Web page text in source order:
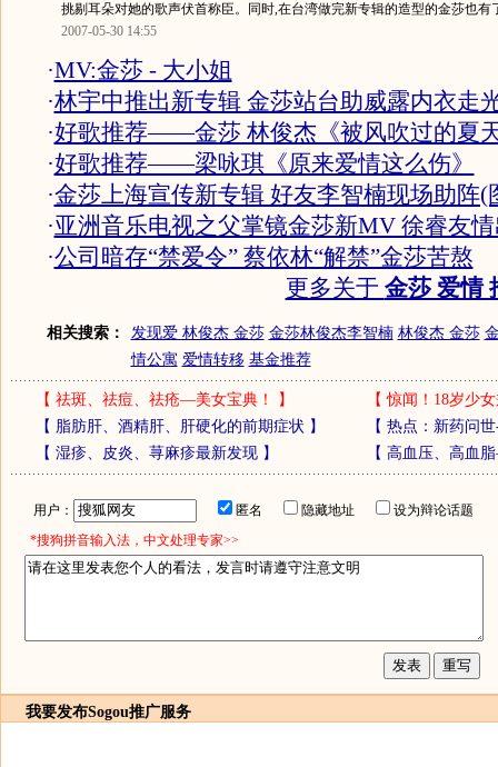
挑剔耳朵对她的歌声伏首称臣。同时,在台湾做完新专辑的造型的金莎也有
2007-05-30 14:55
·MV:金莎 - 大小姐
·林宇中推出新专辑 金莎站台助威露内衣走
·好歌推荐——金莎 林俊杰《被风吹过的夏
·好歌推荐——梁咏琪《原来爱情这么伤》
·金莎上海宣传新专辑 好友李智楠现场助阵(
·亚洲音乐电视之父掌镜金莎新MV 徐睿友
·公司暗存“禁爱令” 蔡依林“解禁”金莎苦熬
更多关于 金莎 爱情
相关搜索： 发现爱 林俊杰 金莎 金莎林俊杰李智楠 林俊杰 金莎
情公寓 爱情转移 基金推荐
【 祛斑、祛痘、祛疮—美女宝典！ 】 【惊闻！18岁少
【 脂肪肝、酒精肝、肝硬化的前期症状 】 【 热点：新药问
【 湿疹、皮炎、荨麻疹最新发现】 【 高血压、高血
用户： 匿名 隐藏地址
设为辩论话题
*搜狗拼音输入法，中文处理专家>>
我要发布Sogou推广服务